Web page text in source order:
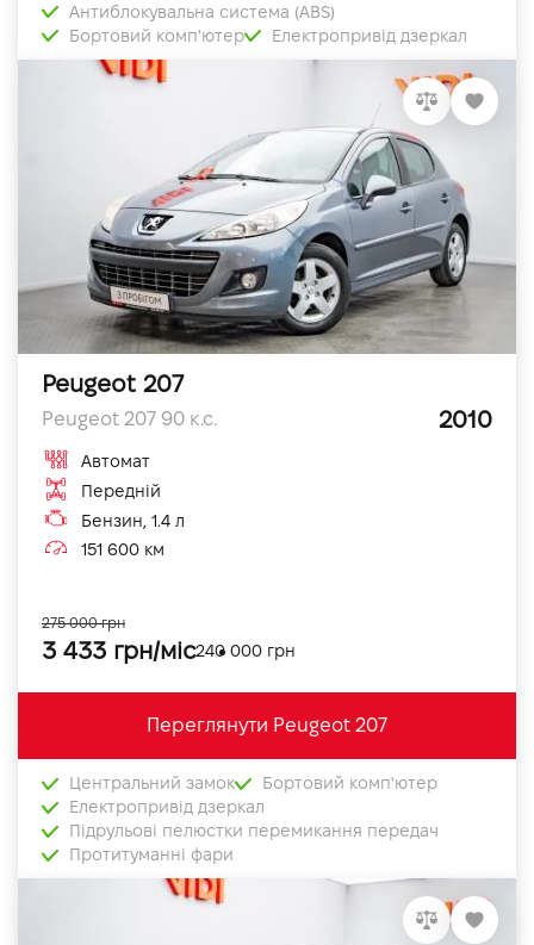
Антиблокувальна система (ABS)
Бортовий комп'ютер
Електропривід дзеркал
Peugeot 207
Peugeot 207 90 к.с. 2010
Автомат
Передній
Бензин, 1.4 л
151 600 км
3 433 грн/міс240 000 грн
275 000 грн
Переглянути Peugeot 207
Центральний замок
Бортовий комп'ютер
Електропривід дзеркал
Підрульові пелюстки перемикання передач
Протитуманні фари